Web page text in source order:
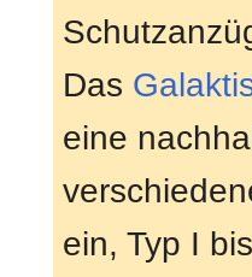
Das
eine
ein, Typ I